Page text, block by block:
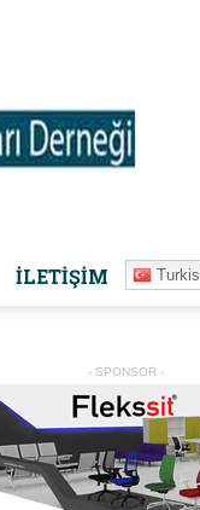
İLETIŞIM
- SPONSOR -